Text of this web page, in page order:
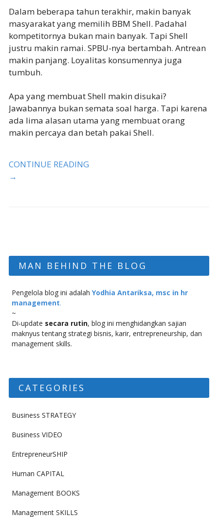
Dalam beberapa tahun terakhir, makin banyak
masyarakat yang memilih BBM Shell. Padahal
kompetitornya bukan main banyak. Tapi Shell
justru makin ramai. SPBU-nya bertambah. Antrean
makin panjang. Loyalitas konsumennya juga
tumbuh.
Apa yang membuat Shell makin disukai?
Jawabannya bukan semata soal harga. Tapi karena
ada lima alasan utama yang membuat orang
makin percaya dan betah pakai Shell.
CONTINUE READING
→
MAN BEHIND THE BLOG
Pengelola blog ini adalah Yodhia Antariksa, msc in hr
management.
~
Di-update secara rutin, blog ini menghidangkan sajian
maknyus tentang strategi bisnis, karir, entrepreneurship, dan
management skills.
CATEGORIES
Business STRATEGY
Business VIDEO
EntrepreneurSHIP
Human CAPITAL
Management BOOKS
Management SKILLS